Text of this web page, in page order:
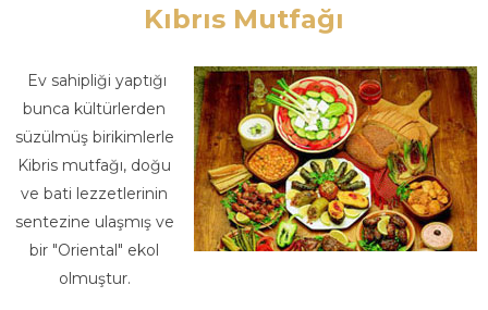
Kıbrıs Mutfağı
Ev sahipliği yaptığı
bunca kültürlerden
süzülmüş birikimlerle
Kibris mutfağı, doğu
ve bati lezzetlerinin
sentezine ulaşmış ve
bir "Oriental" ekol
olmuştur.